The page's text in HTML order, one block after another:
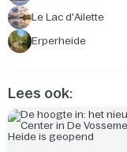
Le Lac d'Ailette
Erperheide
Lees ook: